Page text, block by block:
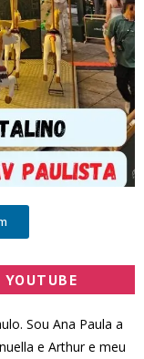
YOUTUBE
Sou Ana Paula a
e Arthur e meu